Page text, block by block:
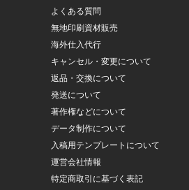
よくある質問
無地印刷資材販売
海外仕入代行
キャンセル・変更について
返品・交換について
発送について
著作権などについて
データ制作について
入稿用テンプレートについて
運営会社情報
特定商取引に基づく表記